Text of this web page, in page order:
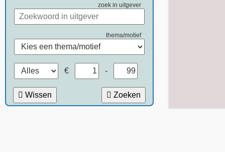
zoek in uitgever
thema/motief
€ -
Wissen Zoeken